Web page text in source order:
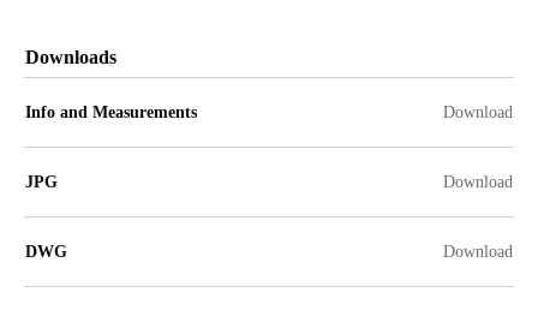
Downloads
Info and Measurements Download
JPG Download
DWG Download